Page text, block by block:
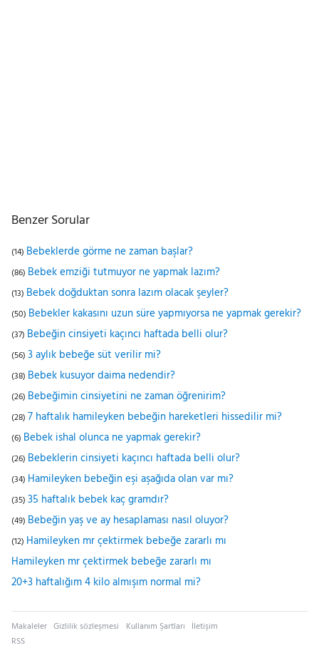
Benzer Sorular
(14) Bebeklerde görme ne zaman başlar?
(86) Bebek emziği tutmuyor ne yapmak lazım?
(13) Bebek doğduktan sonra lazım olacak şeyler?
(50) Bebekler kakasını uzun süre yapmıyorsa ne yapmak gerekir?
(37) Bebeğin cinsiyeti kaçıncı haftada belli olur?
(56) 3 aylık bebeğe süt verilir mi?
(38) Bebek kusuyor daima nedendir?
(26) Bebeğimin cinsiyetini ne zaman öğrenirim?
(28) 7 haftalık hamileyken bebeğin hareketleri hissedilir mi?
(6) Bebek ishal olunca ne yapmak gerekir?
(26) Bebeklerin cinsiyeti kaçıncı haftada belli olur?
(34) Hamileyken bebeğin eşi aşağıda olan var mı?
(35) 35 haftalık bebek kaç gramdır?
(49) Bebeğin yaş ve ay hesaplaması nasıl oluyor?
(12) Hamileyken mr çektirmek bebeğe zararlı mı
Hamileyken mr çektirmek bebeğe zararlı mı
20+3 haftalığım 4 kilo almışım normal mi?
Makaleler Gizlilik sözleşmesi Kullanım Şartları İletişim
RSS